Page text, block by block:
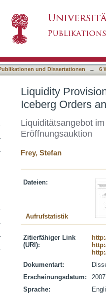
und Dissertationen → 6
Liquidity
Iceberg Orders
Liquiditätsangebot
Eröffnungsauktion
Frey, Stefan
Dateien:
Aufrufstatistik
Zitierfähiger Link
(URI):
Dokumentart:
Erscheinungsdatum:
2007
Sprache: